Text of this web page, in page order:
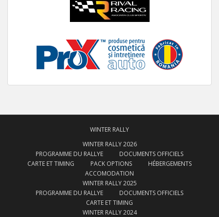
WINTER RALLY
WINTER RALLY 2026
PROGRAMME DU RALLYE
DOCUMENTS OFFICIELS
CARTE ET TIMING
PACK OPTIONS
HÉBERGEMENTS
ACCOMODATION
WINTER RALLY 2025
PROGRAMME DU RALLYE
DOCUMENTS OFFICIELS
CARTE ET TIMING
WINTER RALLY 2024